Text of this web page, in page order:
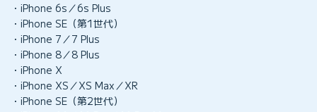
・iPhone 6s／6s Plus
・iPhone SE（第1世代）
・iPhone 7／7 Plus
・iPhone 8／8 Plus
・iPhone X
・iPhone XS／XS Max／XR
・iPhone SE（第2世代）